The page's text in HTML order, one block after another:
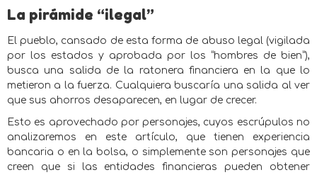
La pirámide “ilegal”
El pueblo, cansado de esta forma de abuso legal (vigilada
por los estados y aprobada por los “hombres de bien”),
busca una salida de la ratonera financiera en la que lo
metieron a la fuerza. Cualquiera buscaría una salida al ver
que sus ahorros desaparecen, en lugar de crecer.
Esto es aprovechado por personajes, cuyos escrúpulos no
analizaremos en este artículo, que tienen experiencia
bancaria o en la bolsa, o simplemente son personajes que
creen que si las entidades financieras pueden obtener